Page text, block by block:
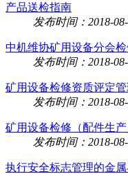
产品送检指南
发布时间：2018-
中机维协矿用设备分会
发布时间：2018-
矿用设备检修资质评定
发布时间：2018-
矿用设备检修（配件生
发布时间：2018-
执行安全标志管理的金